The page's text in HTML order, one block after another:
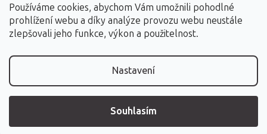
Používáme cookies, abychom Vám umožnili pohodlné
prohlížení webu a díky analýze provozu webu neustále
zlepšovali jeho funkce, výkon a použitelnost.
Nastavení
Souhlasím
Vytvořil Shoptet Premium